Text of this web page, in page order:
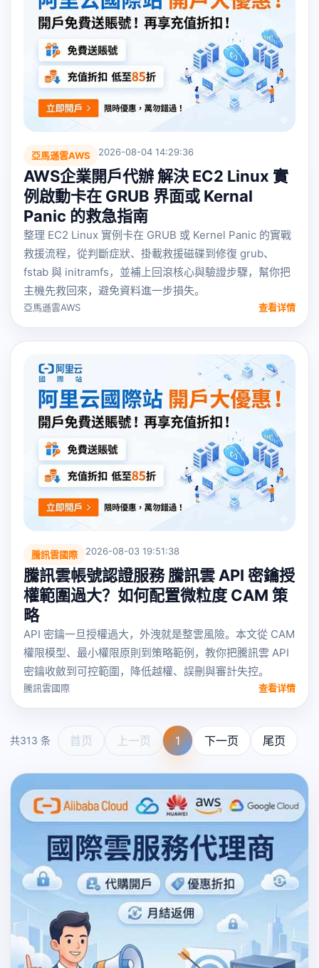
亞馬遜雲AWS 2026-08-04 14:29:36
AWS企業開戶代辦 解決 EC2 Linux 實
例啟動卡在 GRUB 界面或 Kernal
Panic 的救急指南
整理 EC2 Linux 實例卡在 GRUB 或 Kernel Panic 的實戰
救援流程，從判斷症狀、掛載救援磁碟到修復 grub、
fstab 與 initramfs，並補上回滾核心與驗證步驟，幫你把
主機先救回來，避免資料進一步損失。
亞馬遜雲AWS 查看详情
騰訊雲國際 2026-08-03 19:51:38
騰訊雲帳號認證服務 騰訊雲 API 密鑰授
權範圍過大？如何配置微粒度 CAM 策
略
API 密鑰一旦授權過大，外洩就是整雲風險。本文從 CAM
權限模型、最小權限原則到策略範例，教你把騰訊雲 API
密鑰收斂到可控範圍，降低越權、誤刪與審計失控。
騰訊雲國際 查看详情
共313 条 首页 上一页 1 下一页 尾页